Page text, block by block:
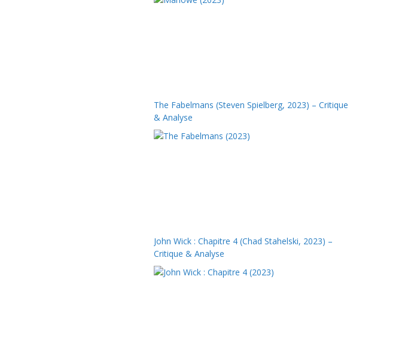
The Fabelmans (Steven Spielberg, 2023) – Critique
& Analyse
John Wick : Chapitre 4 (Chad Stahelski, 2023) –
Critique & Analyse